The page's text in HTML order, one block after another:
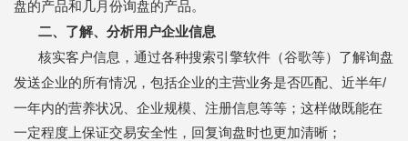
盘的产品和几月份询盘的产品。
二、了解、分析用户企业信息
核实客户信息，通过各种搜索引擎软件（谷歌等）了解询盘
发送企业的所有情况，包括企业的主营业务是否匹配、近半年/
一年内的营养状况、企业规模、注册信息等等；这样做既能在
一定程度上保证交易安全性，回复询盘时也更加清晰；